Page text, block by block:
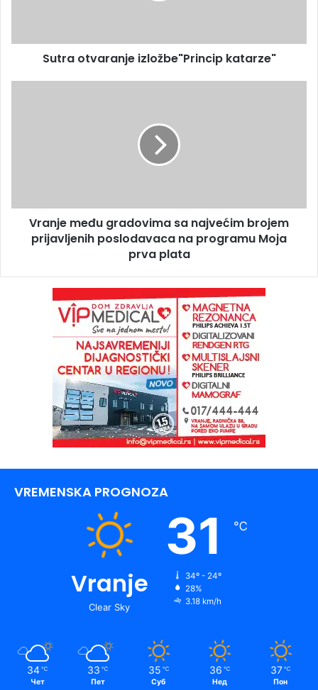
Sutra otvaranje izložbe"Princip katarze"
Vranje među gradovima sa najvećim brojem
prijavljenih poslodavaca na programu Moja
prva plata
VREMENSKA PROGNOZA
Vranje
Clear Sky
31 ℃
34º - 24º
28%
3.18 km/h
34 ℃
Чет
33 ℃
Пет
35 ℃
Суб
36 ℃
Нед
37 ℃
Пон